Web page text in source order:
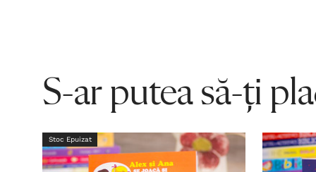
S-ar putea să-ți
Stoc Epuizat